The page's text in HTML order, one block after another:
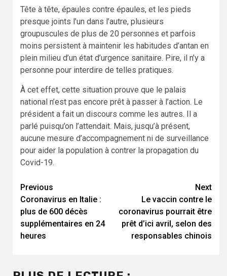
Tête à tête, épaules contre épaules, et les pieds
presque joints l’un dans l’autre, plusieurs
groupuscules de plus de 20 personnes et parfois
moins persistent à maintenir les habitudes d’antan en
plein milieu d’un état d’urgence sanitaire. Pire, il n’y a
personne pour interdire de telles pratiques.
À cet effet, cette situation prouve que le palais
national n’est pas encore prêt à passer à l’action. Le
président a fait un discours comme les autres. Il a
parlé puisqu’on l’attendait. Mais, jusqu’à présent,
aucune mesure d’accompagnement ni de surveillance
pour aider la population à contrer la propagation du
Covid-19.
Continue
Reading
Previous
Coronavirus en Italie :
plus de 600 décès
supplémentaires en 24
heures
Next
Le vaccin contre le
coronavirus pourrait être
prêt d’ici avril, selon des
responsables chinois